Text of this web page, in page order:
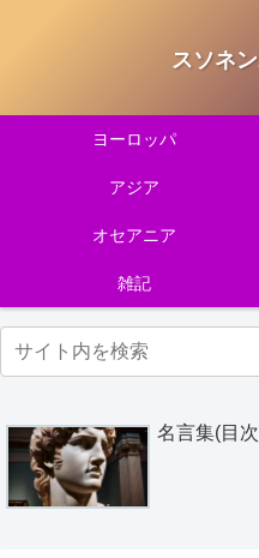
スソネ
ヨーロッパ
アジア
オセアニア
雑記
名言集(目